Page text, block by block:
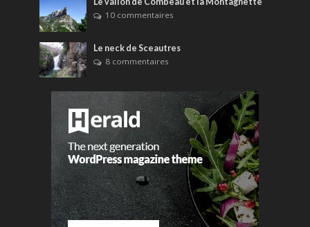
10 commentaires
Le neck de Sceautres
8 commentaires